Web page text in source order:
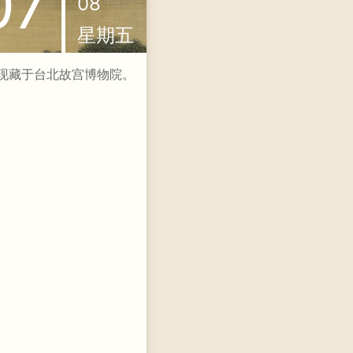
星期五
于台北故宫博物院。